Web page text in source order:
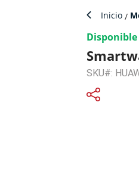
Inicio
Disponible
SKU#: